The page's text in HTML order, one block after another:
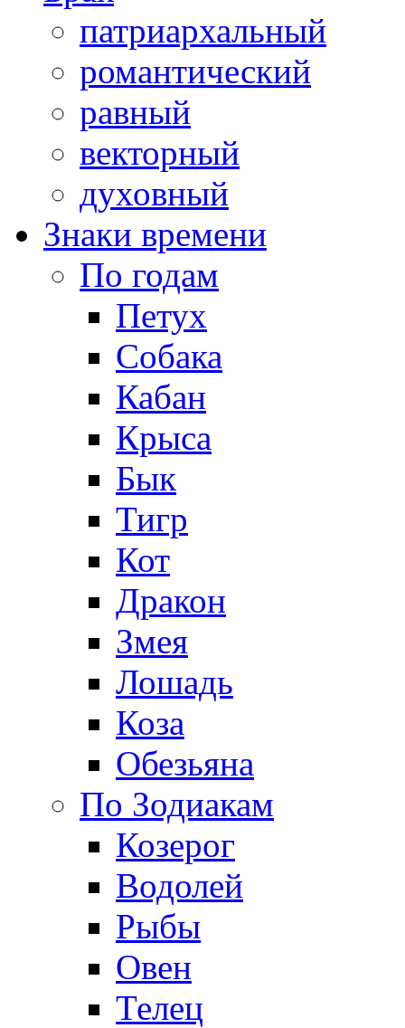
патриархальный
романтический
равный
векторный
духовный
Знаки времени
По годам
Петух
Собака
Кабан
Крыса
Бык
Тигр
Кот
Дракон
Змея
Лошадь
Коза
Обезьяна
По Зодиакам
Козерог
Водолей
Рыбы
Овен
Телец